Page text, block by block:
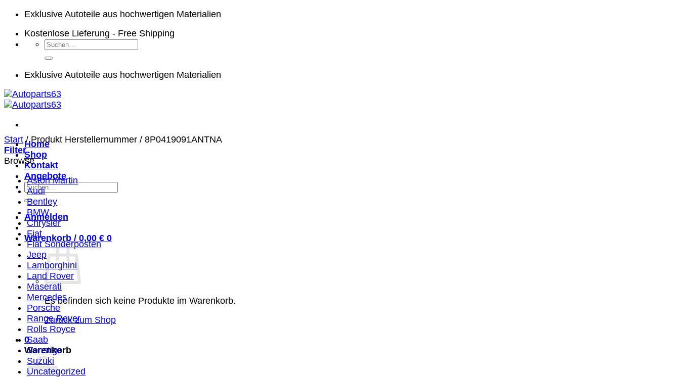
Zum
springen
Exklusive Autoteile aus hochwertigen Materialien
Kostenlose Lieferung - Free Shipping
Suchen
nach:
Exklusive Autoteile aus hochwertigen Materialien
Home
Shop
Kontakt
Angebote
Suchen
nach:
Anmelden
Warenkorb / 0,00 € 0
Es befinden sich keine Produkte im Warenkorb.
Zurück zum Shop
0
Warenkorb
Start /Produkt Herstellernummer / 8P0419091ANTNA
Filter
Browse
Aston Martin
Audi
Bentley
BMW
Chrysler
Fiat
Fiat Sonderposten
Jeep
Lamborghini
Land Rover
Maserati
Mercedes
Porsche
Range Rover
Rolls Royce
Saab
Sonstige
Suzuki
Uncategorized